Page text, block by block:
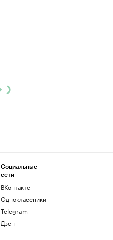
Социальные
сети
ВКонтакте
Одноклассники
Telegram
Дзен